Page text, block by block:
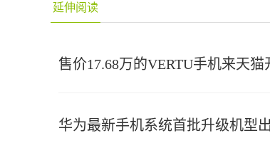
延伸阅读
售价17.68万的VERTU手机来天
华为最新手机系统首批升级机型